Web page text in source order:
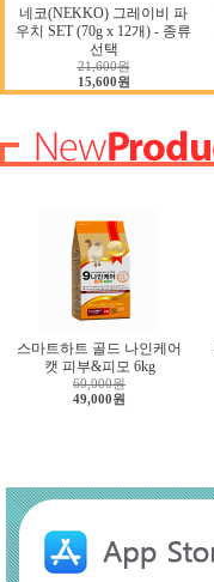
네코(NEKKO) 그레이비 파
우치 SET (70g x 12개) - 종류
선택
21,600원
15,600원
스마트하트 골드 나인케어
캣 피부&피모 6kg
60,000원
49,000원